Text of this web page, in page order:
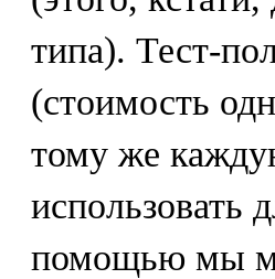
типа). Тест-
(стоимость
тому же
использовать
помощью мы